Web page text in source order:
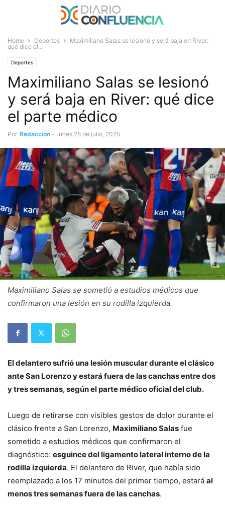
Home Deportes
Maximiliano Salas se lesionó y será baja en River:
qué dice el...
Deportes
Maximiliano Salas se lesionó
y será baja en River: qué dice
el parte médico
Por Redacción - lunes 28 de julio, 2025
Maximiliano Salas se sometió a estudios médicos que
confirmaron una lesión en su rodilla izquierda.
El delantero sufrió una lesión muscular durante el clásico
ante San Lorenzo y estará fuera de las canchas entre dos
y tres semanas, según el parte médico oficial del club.
Luego de retirarse con visibles gestos de dolor durante el
clásico frente a San Lorenzo, Maximiliano Salas fue
sometido a estudios médicos que confirmaron el
diagnóstico: esguince del ligamento lateral interno de la
rodilla izquierda. El delantero de River, que había sido
reemplazado a los 17 minutos del primer tiempo, estará al
menos tres semanas fuera de las canchas.